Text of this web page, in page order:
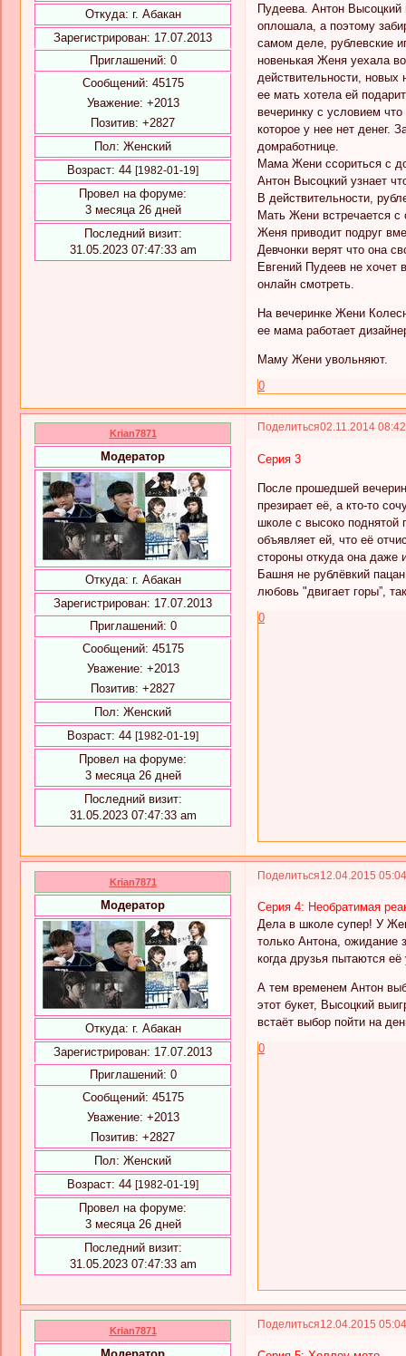
Откуда: г. Абакан
Зарегистрирован: 17.07.2013
Приглашений: 0
Сообщений: 45175
Уважение: +2013
Позитив: +2827
Пол: Женский
Возраст: 44 [1982-01-19]
Провел на форуме:
3 месяца 26 дней
Последний визит:
31.05.2023 07:47:33 am
Пудеева. Антон Высоцкий
оплошала, а поэтому
самом деле, рублевские
новенькая Женя уехала
действительности,
ее мать хотела ей
вечеринку с условием
которое у нее нет денег.
домработнице.
Мама Жени ссориться с
Антон Высоцкий узнает
В действительности,
Мать Жени встречается с
Женя приводит подруг
Девчонки верят что она
Евгений Пудеев не хочет
онлайн смотреть.
На вечеринке Жени
ее мама работает
Маму Жени увольняют.
0
Поделиться02.11.2014
Krian7871
Модератор
Откуда: г. Абакан
Зарегистрирован: 17.07.2013
Приглашений: 0
Сообщений: 45175
Уважение: +2013
Позитив: +2827
Пол: Женский
Возраст: 44 [1982-01-19]
Провел на форуме:
3 месяца 26 дней
Последний визит:
31.05.2023 07:47:33 am
Серия 3
После прошедшей
презирает её, а кто-то
школе с высоко поднятой
объявляет ей, что её
стороны откуда она даже
Башня не рублёвкий
любовь "двигает горы”,
0
Поделиться12.04.2015
Krian7871
Модератор
Откуда: г. Абакан
Зарегистрирован: 17.07.2013
Приглашений: 0
Сообщений: 45175
Уважение: +2013
Позитив: +2827
Пол: Женский
Возраст: 44 [1982-01-19]
Провел на форуме:
3 месяца 26 дней
Последний визит:
31.05.2023 07:47:33 am
Серия 4: Необратимая
Дела в школе супер! У
только Антона, ожидание
когда друзья пытаются
А тем временем Антон
этот букет, Высоцкий
встаёт выбор пойти на
0
Поделиться12.04.2015
Krian7871